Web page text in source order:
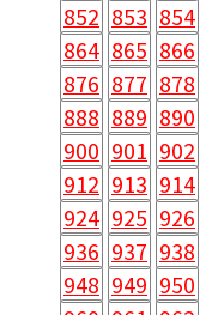
852 853 854
864 865 866
876 877 878
888 889 890
900 901 902
912 913 914
924 925 926
936 937 938
948 949 950